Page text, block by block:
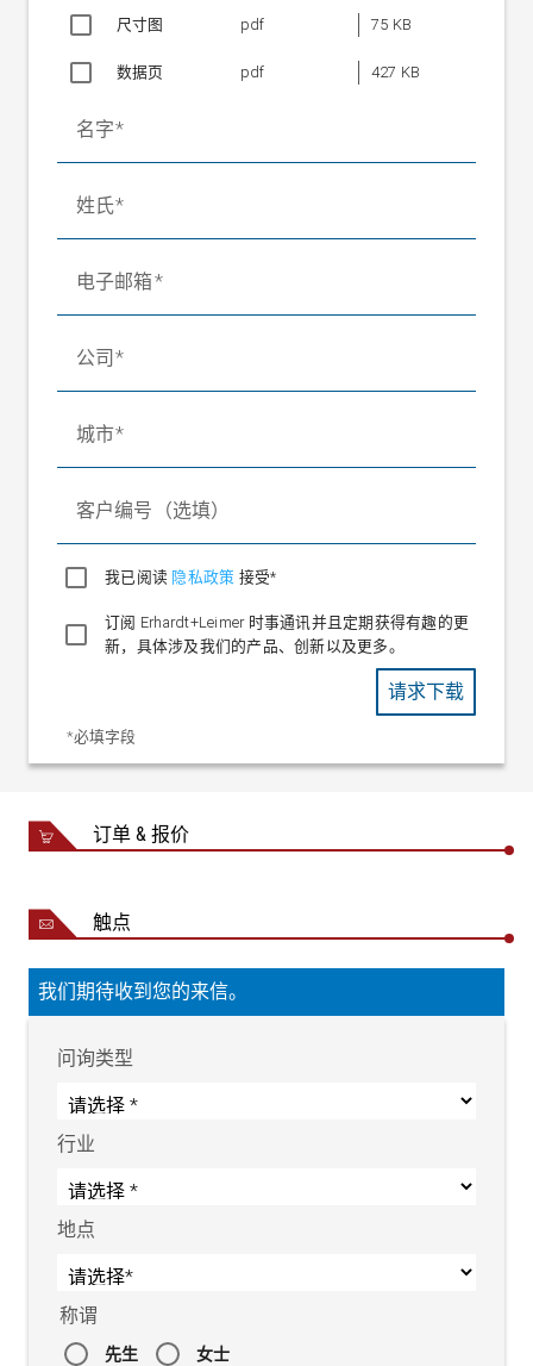
电桥电源电压，额定值
工作负荷
极限负荷
10xFN
目标测量行程
工作温度范围
温度系数
±0.3% / 10 K（特性值）
重量
尺寸图 pdf 75 KB
数据页 pdf 427 KB
名字
姓氏
电子邮箱
公司
城市
客户编号（选填）
我已阅读 隐私政策 接受*
订阅 Erhardt+Leimer 时事通讯并且定期获得有趣的更
新，具体涉及我们的产品、创新以及更多。
*必填字段
请求下载
订单 & 报价
触点
我们期待收到您的来信。
问询类型
行业
地点
称谓
先生 女士